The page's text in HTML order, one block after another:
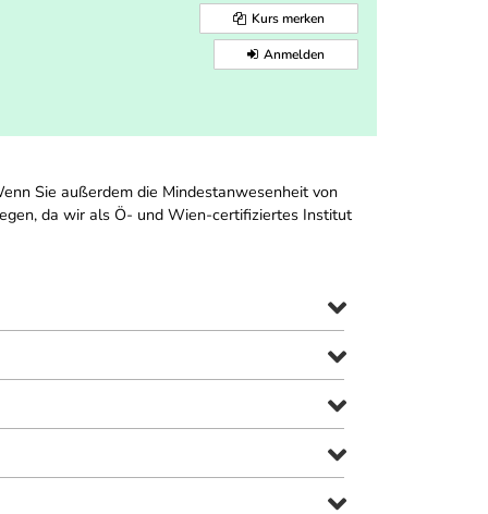
Kurs merken
Anmelden
Sie außerdem die Mindestanwesenheit von
da wir als Ö- und Wien-certifiziertes Institut